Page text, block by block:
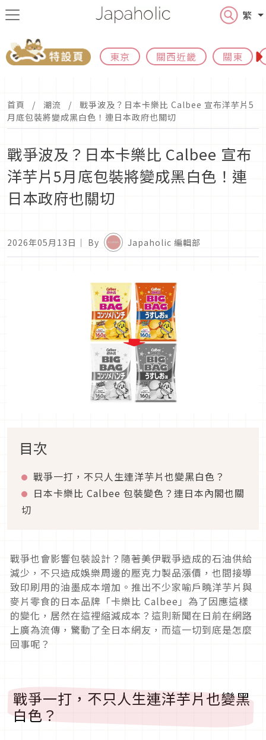
繁
東京 關西近畿 關東
首頁 潮流
戰爭波及？日本卡樂比 Calbee 宣布洋芋片5
月底包裝將變成黑白色！連日本政府也關切
戰爭波及？日本卡樂比 Calbee 宣布
洋芋片5月底包裝將變成黑白色！連
日本政府也關切
2026年05月13日 ｜ By Japaholic 編輯部
目次
戰爭一打，不只人生連洋芋片也變黑白色？
日本卡樂比 Calbee 包裝變色？連日本內閣也關
切
戰爭也會影響包裝設計？隨著美伊戰爭造成的石油供給
減少，不只造成娛樂周邊的壓克力製品漲價，也間接導
致印刷用的油墨成本增加。推出不少家喻戶曉洋芋片與
麥片零食的日本品牌「卡樂比 Calbee」為了因應這樣
的變化，居然在這裡縮減成本？這則新聞在日前在網路
上廣為流傳，驚動了全日本網友，而這一切到底是怎麼
回事呢？
戰爭一打，不只人生連洋芋片也變黑
白色？